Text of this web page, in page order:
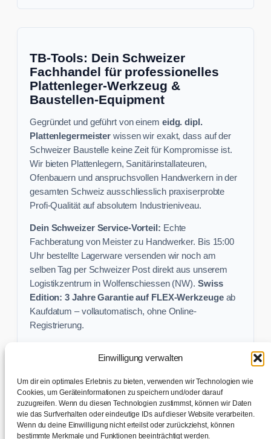
Einwilligung verwalten
Um dir ein optimales Erlebnis zu bieten, verwenden wir Technologien wie
Cookies, um Geräteinformationen zu speichern und/oder darauf
zuzugreifen. Wenn du diesen Technologien zustimmst, können wir Daten
wie das Surfverhalten oder eindeutige IDs auf dieser Website verarbeiten.
Wenn du deine Einwilligung nicht erteilst oder zurückziehst, können
bestimmte Merkmale und Funktionen beeinträchtigt werden.
TB-Tools: Dein Schweizer
Fachhandel für professionelles
Plattenleger-Werkzeug &
Baustellen-Equipment
Gegründet und geführt von einem eidg. dipl.
Plattenlegermeister wissen wir exakt, dass auf der
Schweizer Baustelle keine Zeit für Kompromisse ist.
Wir bieten Plattenlegern, Sanitärinstallateuren,
Ofenbauern und anspruchsvollen Handwerkern in der
gesamten Schweiz ausschliesslich praxiserprobte
Profi-Qualität auf absolutem Industrieniveau.
Dein Schweizer Service-Vorteil: Echte
Fachberatung von Meister zu Handwerker. Bis 15:00
Uhr bestellte Lagerware versenden wir noch am
selben Tag per Schweizer Post direkt aus unserem
Logistikzentrum in Wolfenschiessen (NW). Swiss
Edition: 3 Jahre Garantie auf FLEX-Werkzeugeab
Kaufdatum – vollautomatisch, ohne Online-
Registrierung.
Sichere dir exklusive Angebote und praktische
Baustellen-Tipps direkt in dein Postfach.
✉ Zur Anmeldung